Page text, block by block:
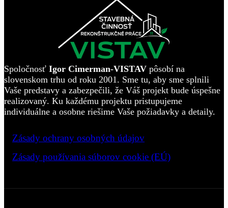
Spoločnosť Igor Cimerman-VISTAV pôsobí na
slovenskom trhu od roku 2001. Sme tu, aby sme splnili
Vaše predstavy a zabezpečili, že Váš projekt bude úspešne
realizovaný. Ku každému projektu pristupujeme
individuálne a osobne riešime Vaše požiadavky a detaily.
Zásady ochrany osobných údajov
Zásady používania súborov cookie (EÚ)